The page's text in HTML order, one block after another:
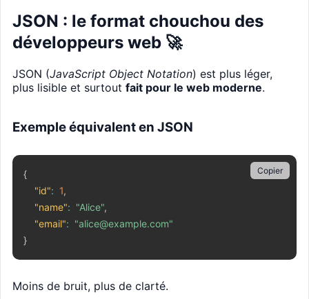
JSON : le format chouchou des
développeurs web 🚀
JSON (JavaScript Object Notation) est plus léger,
plus lisible et surtoutfait pour le web moderne.
Exemple équivalent en JSON
{
"id": 1,
"name": "Alice",
"email": "alice@example.com"
}
Copier
Moins de bruit, plus de clarté.